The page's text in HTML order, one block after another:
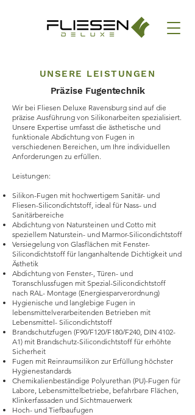
UNSERE LEISTUNGEN
Präzise Fugentechnik
Wir bei Fliesen Deluxe Ravensburg sind auf die
präzise Ausführung von Silikonarbeiten spezialisiert.
Unsere Expertise umfasst die ästhetische und
funktionale Abdichtung von Fugen in
verschiedenen Bereichen, um Ihre individuellen
Anforderungen zu erfüllen.
Leistungen:
Silikon-Fugen mit hochwertigem Sanitär- und
Fliesen-Silicondichtstoff, ideal für Nass- und
Sanitärbereiche
Abdichtung von Natursteinen und Cotto mit
speziellem Naturstein- und Marmor-Silicondichtstoff
Versiegelung von Glasflächen mit Fenster-
Silicondichtstoff für langanhaltende Dichtigkeit und
Ästhetik
Abdichtung von Fenster-, Türen- und
Toranschlussfugen mit Spezial-Silicondichtstoff
nach RAL- Montage (Energiesparverordnung)
Hygienische und langlebige Fugen in
lebensmittelverarbeitenden Betrieben mit
Lebensmittel- Silicondichtstoff
Brandschutzfugen (F90/F120/F180/F240, DIN 4102-
A1) mit Brandschutz-Silicondichtstoff für erhöhte
Sicherheit
Fugen mit Reinraumsilikon zur Erfüllung höchster
Hygienestandards
Chemikalienbeständige Polyurethan (PU)-Fugen für
Labore, Lebensmittelbetriebe, befahrbare Flächen,
Klinkerfassaden und Sichtmauerwerk
Hoch- und Tiefbaufugen